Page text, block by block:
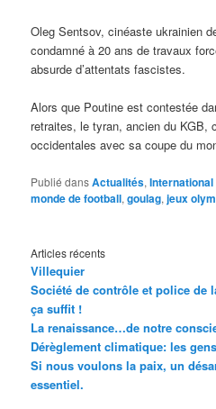
Oleg Sentsov, cinéaste ukrainien
condamné à 20 ans de travaux
absurde d’attentats fascistes.
Alors que Poutine est contestée
retraites, le tyran, ancien du KGB,
occidentales avec sa coupe du
Publié dansActualités,International
monde de football,goulag,jeux
Articles récents
Villequier
Société de contrôle et police de
ça suffit !
La renaissance…de notre
Dérèglement climatique: les
Si nous voulons la paix, un
essentiel.